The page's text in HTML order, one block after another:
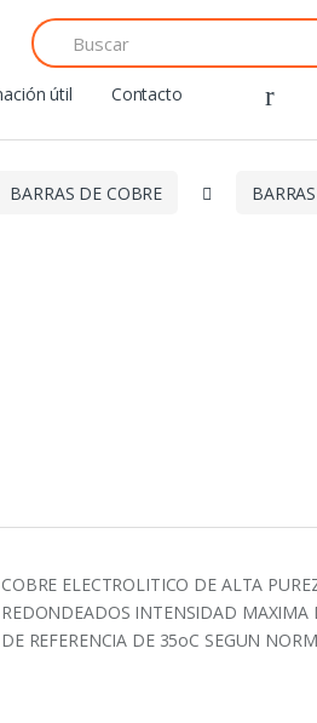
Search
for:
útil Contacto
BARRAS DE COBRE
COBRE ELECTROLITICO DE ALTA
REDONDEADOS INTENSIDAD MAXIMA
DE REFERENCIA DE 35oC SEGUN